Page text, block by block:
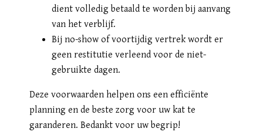
dient volledig betaald te worden bij aanvang
van het verblijf.
Bij no-show of voortijdig vertrek wordt er
geen restitutie verleend voor de niet-
gebruikte dagen.
Deze voorwaarden helpen ons een efficiënte
planning en de beste zorg voor uw kat te
garanderen. Bedankt voor uw begrip!